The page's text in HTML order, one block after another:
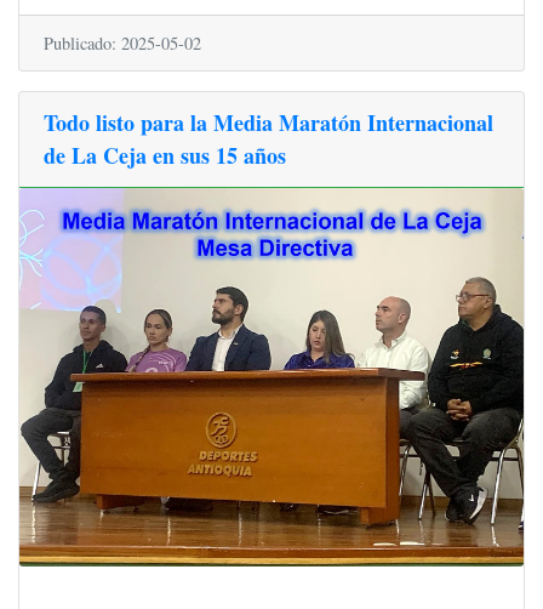
Publicado: 2025-05-02
Todo listo para la Media Maratón Internacional
de La Ceja en sus 15 años